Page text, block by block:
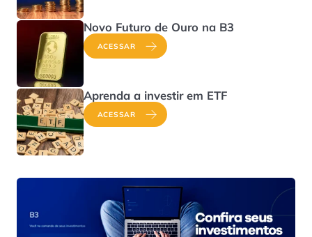
Novo Futuro de Ouro na B3
ACESSAR
Aprenda a investir em ETF
ACESSAR